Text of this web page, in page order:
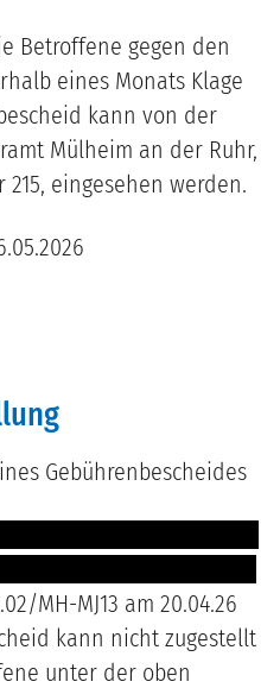
Betroffene gegen den
eines Monats Klage
kann von der
Mülheim an der Ruhr,
215, eingesehen werden.
Gebührenbescheides
MH-MJ13 am 20.04.26
kann nicht zugestellt
unter der oben